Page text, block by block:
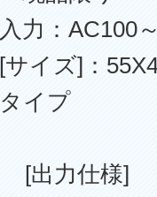
入力：AC100
[サイズ]：
タイプ
仕様]